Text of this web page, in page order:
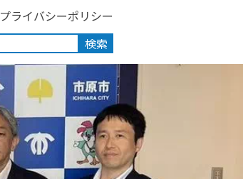
プライバシーポリシー
検索